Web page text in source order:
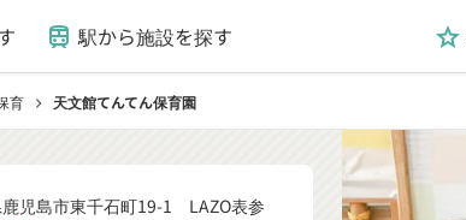
train 駅から施設を探す grade
育 chevron_right 天文館てんてん保育園
児島市東千石町19-1 LAZO表参